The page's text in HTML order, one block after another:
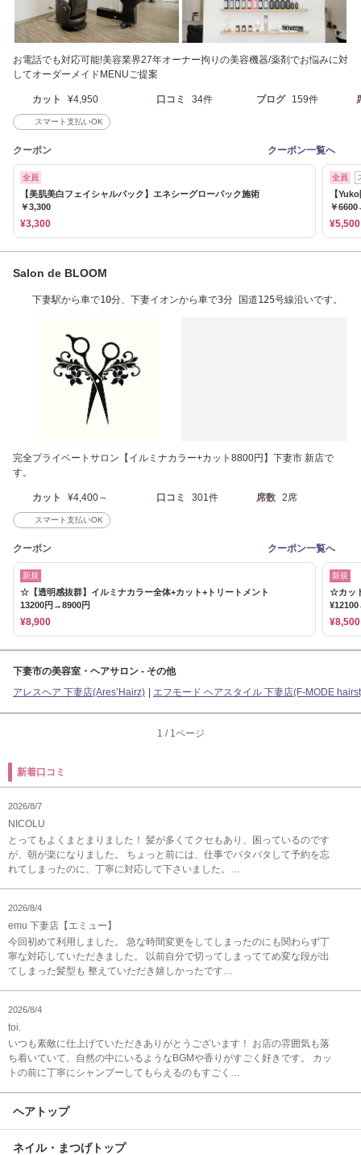
お電話でも対応可能!美容業界27年オーナー拘りの美容機器/薬剤でお悩みに対
してオーダーメイドMENUご提案
カット ¥4,950 口コミ 34件 ブログ 159件
スマート支払いOK
クーポン クーポン一覧へ
全員
【美肌美白フェイシャルパック】エネシーグローパック施術
￥3,300
¥3,300
全員
【
￥
¥5,500
Salon de BLOOM
下妻駅から車で10分、下妻イオンから車で3分 国道125号線沿いです。
完全プライベートサロン【イルミナカラー+カット8800円】下妻市 新店で
す。
カット ¥4,400～ 口コミ 301件 席数 2席
スマート支払いOK
クーポン クーポン一覧へ
新規
☆【透明感抜群】イルミナカラー全体+カット+トリートメント
13200円→8900円
¥8,900
新規
☆カッ
¥8,500
下妻市の美容室・ヘアサロン - その他
アレスヘア 下妻店(Ares’Hairz)
エフモード ヘアスタイル 下妻店(F-MODE
1 / 1ページ
新着口コミ
2026/8/7
NICOLU
とってもよくまとまりました！ 髪が多くてクセもあり、困っているのです
が、朝が楽になりました。 ちょっと前には、仕事でバタバタして予約を忘
れてしまったのに、丁寧に対応して下さいました。…
2026/8/4
emu 下妻店【エミュー】
今回初めて利用しました。 急な時間変更をしてしまったのにも関わらず丁
寧な対応していただきました。 以前自分で切ってしまっててめ変な段が出
てしまった髪型も 整えていただき嬉しかったです…
2026/8/4
toi.
いつも素敵に仕上げていただきありがとうございます！ お店の雰囲気も落
ち着いていて、自然の中にいるようなBGMや香りがすごく好きです。 カッ
トの前に丁寧にシャンプーしてもらえるのもすごく…
ヘアトップ
ネイル・まつげトップ